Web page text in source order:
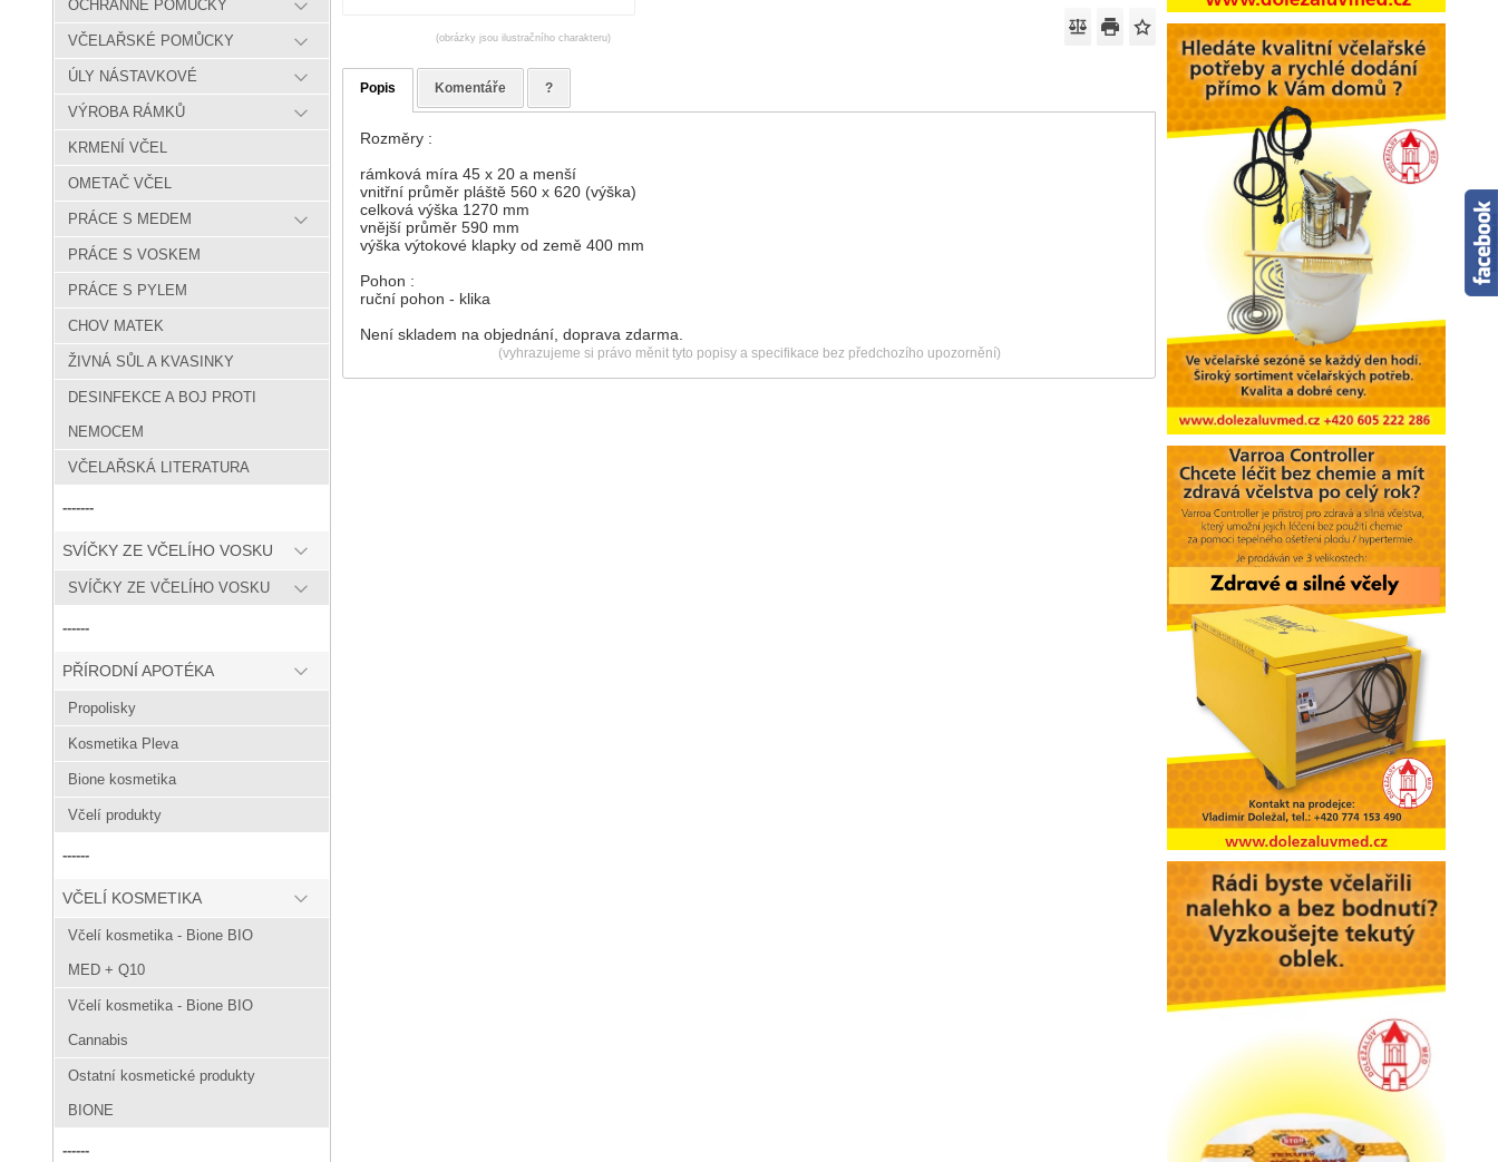
OCHRANNÉ POMŮCKY
VČELAŘSKÉ POMŮCKY
ÚLY NÁSTAVKOVÉ
VÝROBA RÁMKŮ
KRMENÍ VČEL
OMETAČ VČEL
PRÁCE S MEDEM
PRÁCE S VOSKEM
PRÁCE S PYLEM
CHOV MATEK
ŽIVNÁ SŮL A KVASINKY
DESINFEKCE A BOJ PROTI
NEMOCEM
VČELAŘSKÁ LITERATURA
-------
SVÍČKY ZE VČELÍHO VOSKU
SVÍČKY ZE VČELÍHO VOSKU
------
PŘÍRODNÍ APOTÉKA
Propolisky
Kosmetika Pleva
Bione kosmetika
Včelí produkty
------
VČELÍ KOSMETIKA
Včelí kosmetika - Bione BIO
MED + Q10
Včelí kosmetika - Bione BIO
Cannabis
Ostatní kosmetické produkty
BIONE
------
(obrázky jsou ilustračního charakteru)
Popis Komentáře ?
Rozměry :
rámková míra 45 x 20 a menší
vnitřní průměr pláště 560 x 620 (výška)
celková výška 1270 mm
vnější průměr 590 mm
výška výtokové klapky od země 400 mm
Pohon :
ruční pohon - klika
Není skladem na objednání, doprava zdarma.
(vyhrazujeme si právo měnit tyto popisy a specifikace bez předchozího upozornění)